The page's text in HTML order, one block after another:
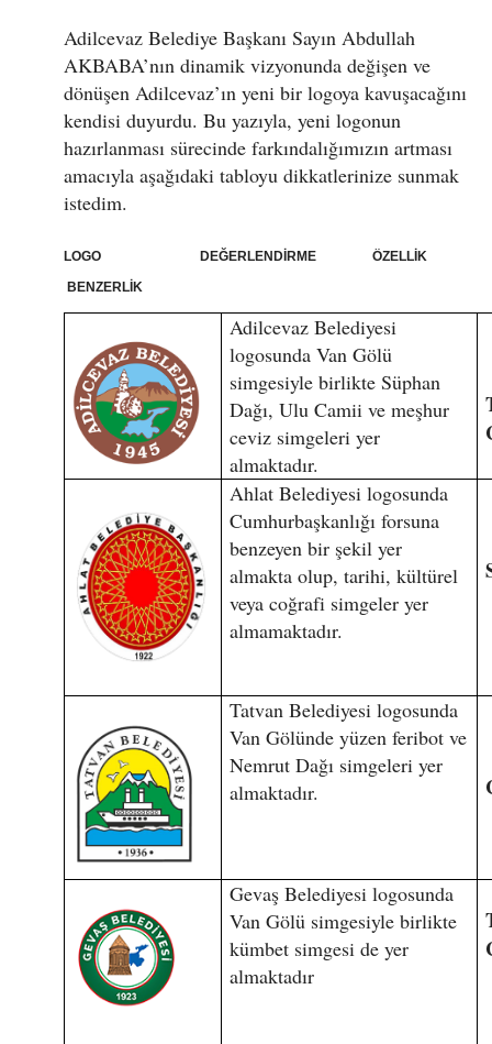
Adilcevaz Belediye Başkanı Sayın Abdullah
AKBABA’nın dinamik vizyonunda değişen ve
dönüşen Adilcevaz’ın yeni bir logoya kavuşacağını
kendisi duyurdu. Bu yazıyla, yeni logonun
hazırlanması sürecinde farkındalığımızın artması
amacıyla aşağıdaki tabloyu dikkatlerinize sunmak
istedim.
LOGO DEĞERLENDİRME ÖZELLİK
BENZERLİK
Adilcevaz Belediyesi
logosunda Van Gölü
simgesiyle birlikte Süphan
Dağı, Ulu Camii ve meşhur
ceviz simgeleri yer
almaktadır.
Ahlat Belediyesi logosunda
Cumhurbaşkanlığı forsuna
benzeyen bir şekil yer
almakta olup, tarihi, kültürel
veya coğrafi simgeler yer
almamaktadır.
Tatvan Belediyesi logosunda
Van Gölünde yüzen feribot ve
Nemrut Dağı simgeleri yer
almaktadır.
Gevaş Belediyesi logosunda
Van Gölü simgesiyle birlikte
kümbet simgesi de yer
almaktadır